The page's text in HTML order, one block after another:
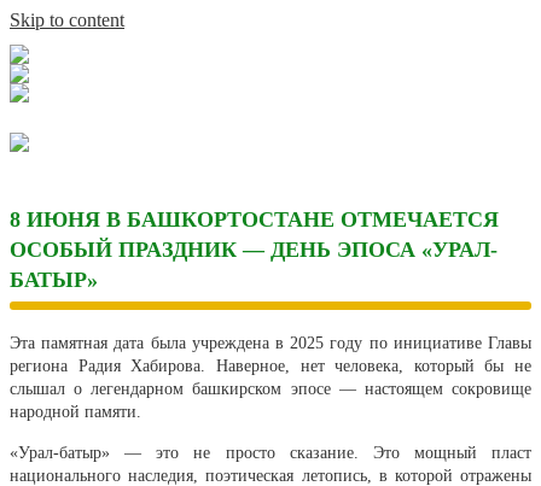
Skip to content
8 ИЮНЯ В БАШКОРТОСТАНЕ ОТМЕЧАЕТСЯ
ОСОБЫЙ ПРАЗДНИК — ДЕНЬ ЭПОСА «УРАЛ-
БАТЫР»
Эта памятная дата была учреждена в 2025 году по инициативе Главы
региона Радия Хабирова. Наверное, нет человека, который бы не
слышал о легендарном башкирском эпосе — настоящем сокровище
народной памяти.
«Урал-батыр» — это не просто сказание. Это мощный пласт
национального наследия, поэтическая летопись, в которой отражены